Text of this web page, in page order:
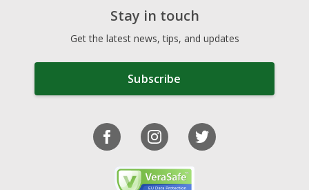
Stay in touch
Get the latest news, tips, and updates
Subscribe